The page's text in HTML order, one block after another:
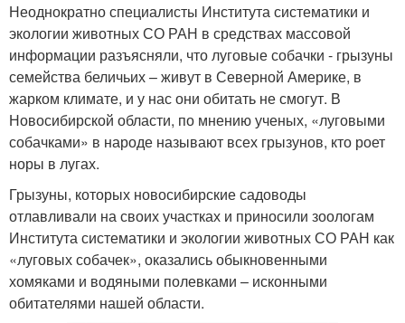
Неоднократно специалисты Института систематики и
экологии животных СО РАН в средствах массовой
информации разъясняли, что луговые собачки - грызуны
семейства беличьих – живут в Северной Америке, в
жарком климате, и у нас они обитать не смогут. В
Новосибирской области, по мнению ученых, «луговыми
собачками» в народе называют всех грызунов, кто роет
норы в лугах.
Грызуны, которых новосибирские садоводы
отлавливали на своих участках и приносили зоологам
Института систематики и экологии животных СО РАН как
«луговых собачек», оказались обыкновенными
хомяками и водяными полевками – исконными
обитателями нашей области.